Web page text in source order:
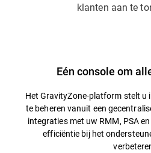
klanten aan te
Eén console om
Het GravityZone-platform stelt
te beheren vanuit een
integraties met uw RMM, PSA
efficiëntie bij het